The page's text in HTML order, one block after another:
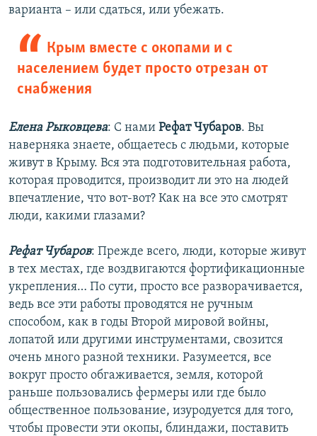
варианта – или сдаться, или убежать.
Крым вместе с окопами и с
населением будет просто отрезан от
снабжения
Елена Рыковцева: С нами Рефат Чубаров. Вы
наверняка знаете, общаетесь с людьми, которые
живут в Крыму. Вся эта подготовительная работа,
которая проводится, производит ли это на людей
впечатление, что вот-вот? Как на все это смотрят
люди, какими глазами?
Рефат Чубаров: Прежде всего, люди, которые живут
в тех местах, где воздвигаются фортификационные
укрепления… По сути, просто все разворачивается,
ведь все эти работы проводятся не ручным
способом, как в годы Второй мировой войны,
лопатой или другими инструментами, свозится
очень много разной техники. Разумеется, все
вокруг просто обгаживается, земля, которой
раньше пользовались фермеры или где было
общественное пользование, изуродуется для того,
чтобы провести эти окопы, блиндажи, поставить